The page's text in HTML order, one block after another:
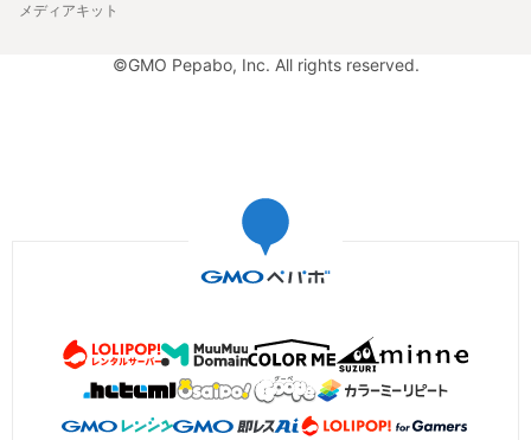
メディアキット
©GMO Pepabo, Inc. All rights reserved.